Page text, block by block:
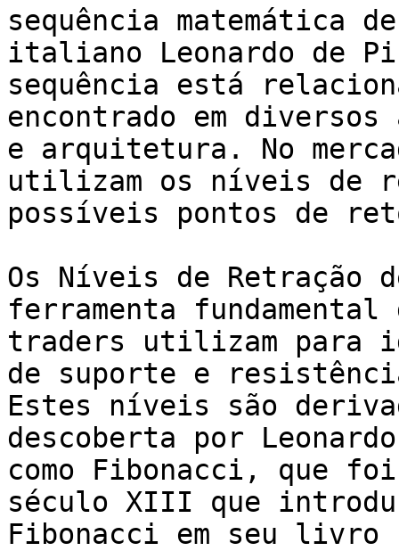
sequência matemática
italiano Leonardo de
sequência está
encontrado em
e arquitetura. No
utilizam os níveis de
possíveis pontos de
Os Níveis de Retração
ferramenta
traders utilizam para
de suporte e
Estes níveis são
descoberta por
como Fibonacci, que
século XIII que
Fibonacci em seu